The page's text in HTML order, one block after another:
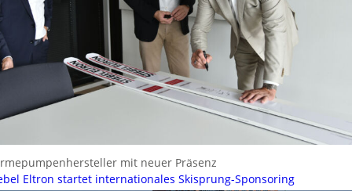
mit neuer Präsenz
Eltron startet internationales Skisprung-Sponsoring